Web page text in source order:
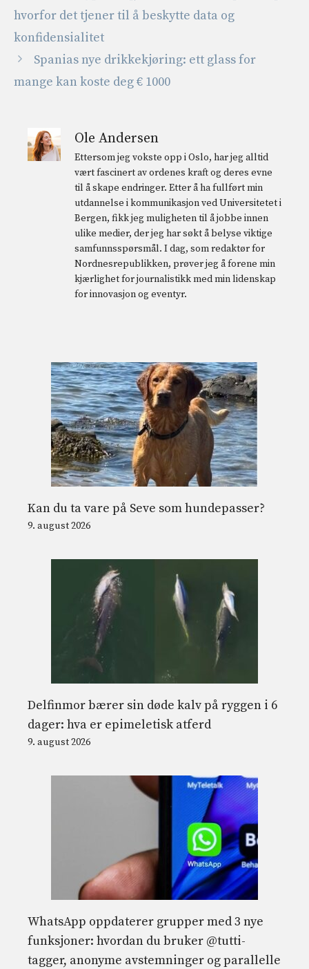
hvorfor det tjener til å beskytte data og
konfidensialitet
Spanias nye drikkekjøring: ett glass for
mange kan koste deg € 1000
Ole Andersen
Ettersom jeg vokste opp i Oslo, har jeg alltid
vært fascinert av ordenes kraft og deres evne
til å skape endringer. Etter å ha fullført min
utdannelse i kommunikasjon ved Universitetet i
Bergen, fikk jeg muligheten til å jobbe innen
ulike medier, der jeg har søkt å belyse viktige
samfunnsspørsmål. I dag, som redaktør for
Nordnesrepublikken, prøver jeg å forene min
kjærlighet for journalistikk med min lidenskap
for innovasjon og eventyr.
Kan du ta vare på Seve som hundepasser?
9. august 2026
Delfinmor bærer sin døde kalv på ryggen i 6
dager: hva er epimeletisk atferd
9. august 2026
WhatsApp oppdaterer grupper med 3 nye
funksjoner: hvordan du bruker @tutti-
tagger, anonyme avstemninger og parallelle